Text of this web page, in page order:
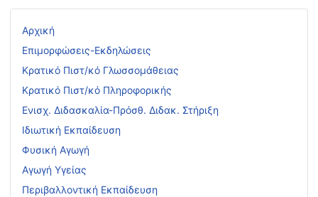
Αρχική
Επιμορφώσεις-Εκδηλώσεις
Κρατικό Πιστ/κό Γλωσσομάθειας
Κρατικό Πιστ/κό Πληροφορικής
Ενισχ. Διδασκαλία-Πρόσθ. Διδακ. Στήριξη
Ιδιωτική Εκπαίδευση
Φυσική Αγωγή
Αγωγή Υγείας
Περιβαλλοντική Εκπαίδευση